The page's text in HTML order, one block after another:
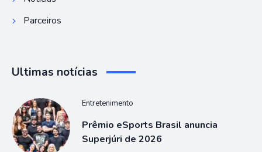
Parceiros
Ultimas notícias
Entretenimento
Prêmio eSports Brasil anuncia
Superjúri de 2026